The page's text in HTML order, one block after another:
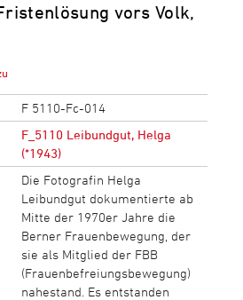
vors Volk,
F 5110-Fc-014
F_5110 Leibundgut, Helga
(*1943)
Die Fotografin Helga
Leibundgut dokumentierte ab
Mitte der 1970er Jahre die
Berner Frauenbewegung, der
sie als Mitglied der FBB
(Frauenbefreiungsbewegung)
nahestand. Es entstanden